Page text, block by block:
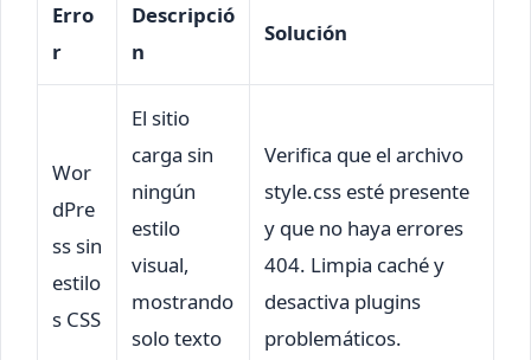
Erro
r
Descripció
n
Solución
Wor
dPre
ss sin
estilo
s CSS
El sitio
carga sin
ningún
estilo
visual,
mostrando
solo texto
Verifica que el archivo
style.css esté presente
y que no haya errores
404. Limpia caché y
desactiva plugins
problemáticos.